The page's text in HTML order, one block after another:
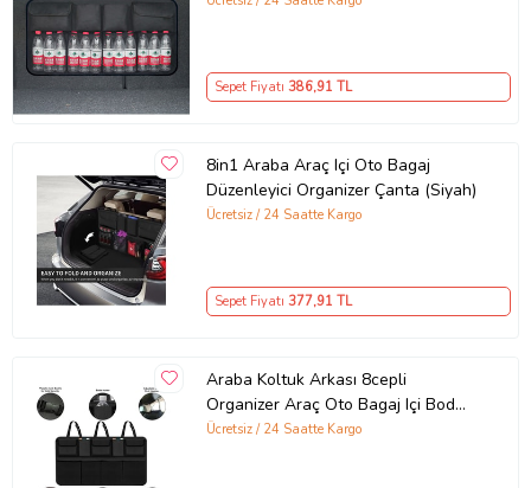
Sepet Fiyatı 386,91 TL
8in1 Araba Araç Içi Oto Bagaj
Düzenleyici Organizer Çanta (Siyah)
Ücretsiz / 24 Saatte Kargo
Sepet Fiyatı 377,91 TL
Araba Koltuk Arkası 8cepli
Organizer Araç Oto Bagaj Içi Bod
Düzenleyici (Siyah)
Ücretsiz / 24 Saatte Kargo